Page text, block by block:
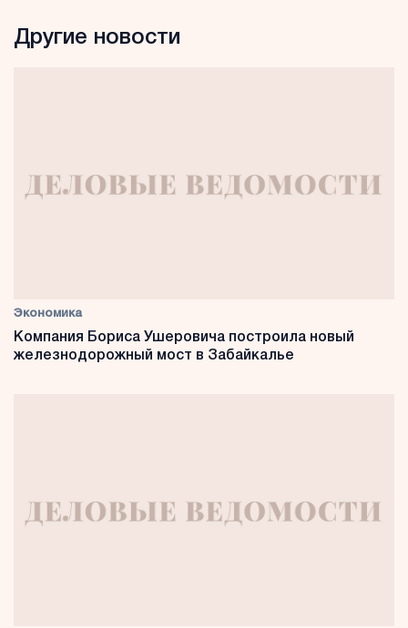
Другие новости
Экономика
Компания Бориса Ушеровича построила новый
железнодорожный мост в Забайкалье